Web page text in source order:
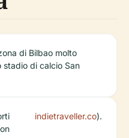
di Bilbao molto
stadio di calcio San
indietraveller.co).